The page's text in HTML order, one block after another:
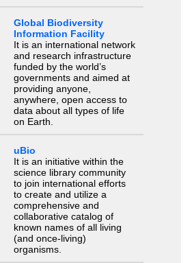
Global Biodiversity
Information Facility
It is an international network
and research infrastructure
funded by the world’s
governments and aimed at
providing anyone,
anywhere, open access to
data about all types of life
on Earth.
uBio
It is an initiative within the
science library community
to join international efforts
to create and utilize a
comprehensive and
collaborative catalog of
known names of all living
(and once-living)
organisms.